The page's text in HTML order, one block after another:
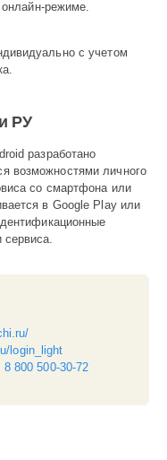
режиме.
с учетом
РУ
разработано
возможностями личного
со смартфона или
в Google Play или
сервиса.
login_light
8 800 500-30-72